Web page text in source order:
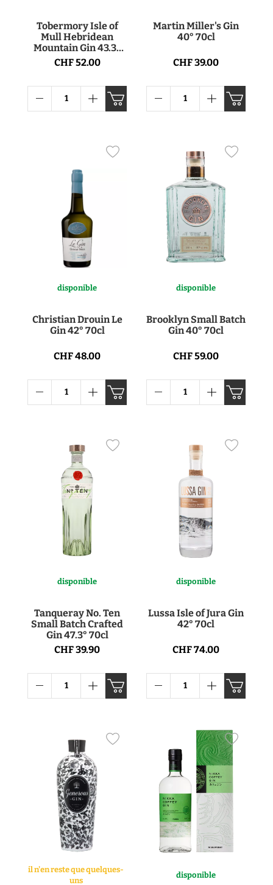
Tobermory Isle of
Mull Hebridean
Mountain Gin 43.3°
70cl
CHF 52.00
Martin Miller's Gin
40° 70cl
CHF 39.00
disponible
Christian Drouin Le
Gin 42° 70cl
CHF 48.00
disponible
Brooklyn Small Batch
Gin 40° 70cl
CHF 59.00
disponible
Tanqueray No. Ten
Small Batch Crafted
Gin 47.3° 70cl
CHF 39.90
disponible
Lussa Isle of Jura Gin
42° 70cl
CHF 74.00
il n'en reste que quelques-
uns
disponible